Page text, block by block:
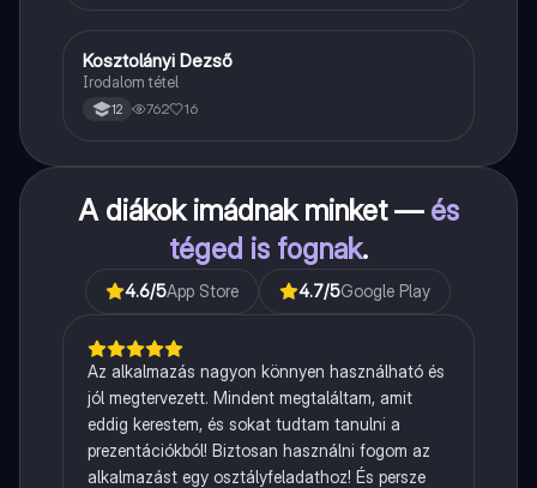
Magyar
Kosztolányi Dezső
Irodalom tétel
12 762 16
A diákok imádnak minket — és
téged is fognak.
4.6/5App Store 4.7/5Google Play
Az alkalmazás nagyon könnyen használható és
jól megtervezett. Mindent megtaláltam, amit
eddig kerestem, és sokat tudtam tanulni a
prezentációkból! Biztosan használni fogom az
alkalmazást egy osztályfeladathoz! És persze